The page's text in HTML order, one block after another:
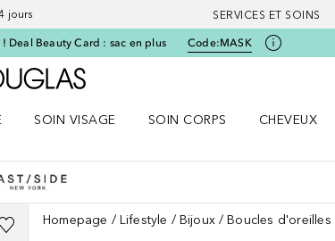
jours SERVICES ET SOINS
Deal Beauty Card : sac en plus Code:MASK
Vers l'accueil Douglas
SOIN VISAGE
SOIN CORPS
CHEVEUX
Homepage Lifestyle Bijoux Boucles d'oreilles